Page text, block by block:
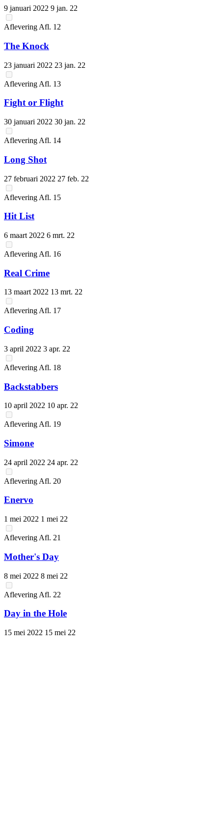
9 januari 2022 9 jan. 22
Aflevering Afl. 12
The Knock
23 januari 2022 23 jan. 22
Aflevering Afl. 13
Fight or Flight
30 januari 2022 30 jan. 22
Aflevering Afl. 14
Long Shot
27 februari 2022 27 feb. 22
Aflevering Afl. 15
Hit List
6 maart 2022 6 mrt. 22
Aflevering Afl. 16
Real Crime
13 maart 2022 13 mrt. 22
Aflevering Afl. 17
Coding
3 april 2022 3 apr. 22
Aflevering Afl. 18
Backstabbers
10 april 2022 10 apr. 22
Aflevering Afl. 19
Simone
24 april 2022 24 apr. 22
Aflevering Afl. 20
Enervo
1 mei 2022 1 mei 22
Aflevering Afl. 21
Mother's Day
8 mei 2022 8 mei 22
Aflevering Afl. 22
Day in the Hole
15 mei 2022 15 mei 22